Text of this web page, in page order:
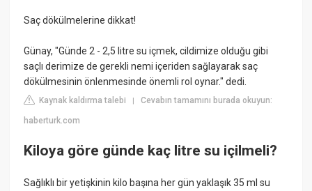
Saç dökülmelerine dikkat!
Günay, "Günde 2 - 2,5 litre su içmek, cildimize olduğu gibi
saçlı derimize de gerekli nemi içeriden sağlayarak saç
dökülmesinin önlenmesinde önemli rol oynar." dedi.
Kaynak kaldırma talebi |Cevabın tamamını burada okuyun:
haberturk.com
Kiloya göre günde kaç litre su içilmeli?
Sağlıklı bir yetişkinin kilo başına her gün yaklaşık 35 ml su